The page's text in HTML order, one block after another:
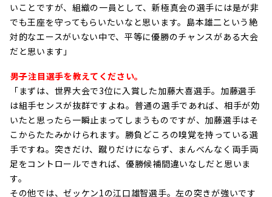
いことですが、組織の一員として、新極真会の選手には是が非
でも王座を守ってもらいたいなと思います。島本雄二という絶
対的なエースがいない中で、平等に優勝のチャンスがある大会
だと思います」
――男子注目選手を教えてください。
「まずは、世界大会で3位に入賞した加藤大喜選手。加藤選手
は組手センスが抜群ですよね。普通の選手であれば、相手が効
いたと思ったら一瞬止まってしまうものですが、加藤選手はそ
こからたたみかけられます。勝負どころの嗅覚を持っている選
手ですね。突きだけ、蹴りだけにならず、まんべんなく両手両
足をコントロールできれば、優勝候補間違いなしだと思いま
す。
その他では、ゼッケン1の江口雄智選手。左の突きが強いです